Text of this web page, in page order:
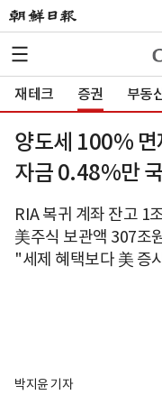
재테크 증권 부동
양도세 100%
자금 0.48%만
RIA 복귀 계좌 잔고 1
美주식 보관액 307조
"세제 혜택보다 美 증
박지윤 기자